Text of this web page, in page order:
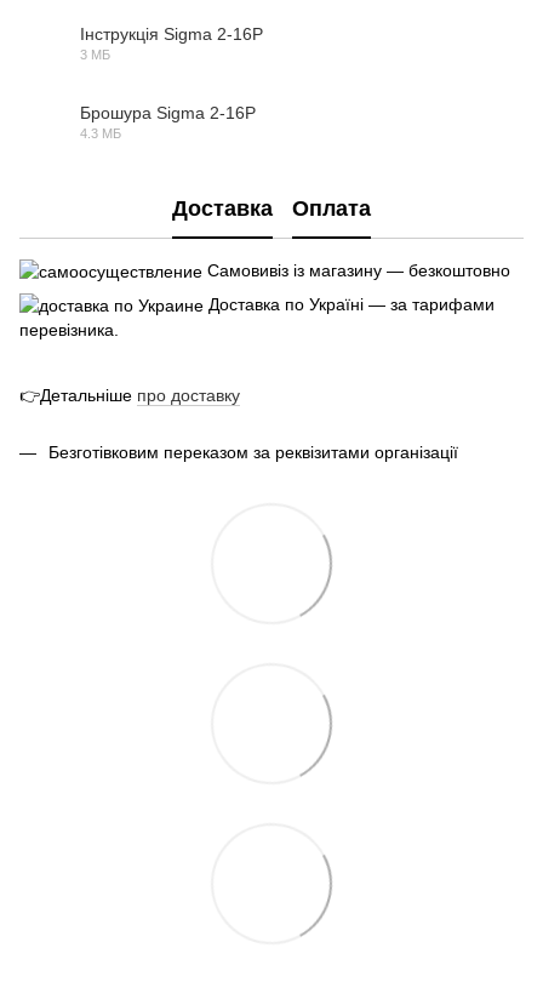
Інструкція Sigma 2-16P
3 МБ
Брошура Sigma 2-16P
4.3 МБ
Доставка Оплата
Самовивіз із магазину — безкоштовно
Доставка по Україні — за тарифами
перевізника.
👉Детальніше про доставку
Безготівковим переказом за реквізитами організації